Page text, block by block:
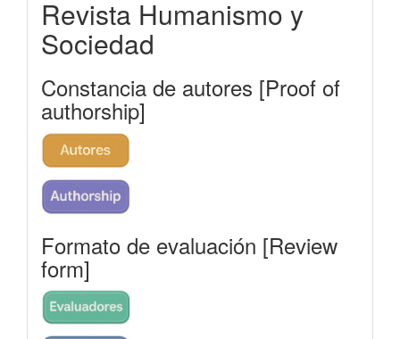
Revista Humanismo y
Sociedad
Constancia de autores [Proof of
authorship]
Formato de evaluación [Review
form]